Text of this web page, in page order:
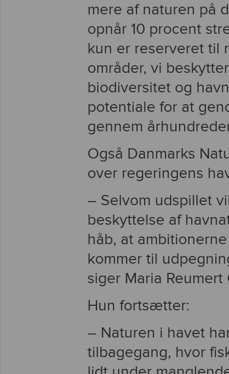
mere af naturen på
opnår 10 procent
kun er reserveret til
områder, vi
biodiversitet og
potentiale for at
gennem
Også Danmarks
over regeringens
– Selvom udspillet
beskyttelse af
håb, at
kommer til
siger Maria Reumert
Hun fortsætter:
– Naturen i havet
tilbagegang, hvor